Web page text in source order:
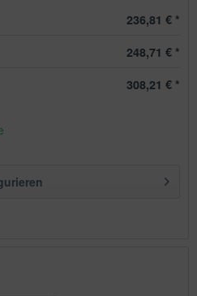
236,81 € *
248,71 € *
308,21 € *